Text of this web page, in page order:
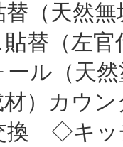
（天然無
替（左官
ル（天
）カウン
換 ◇キ